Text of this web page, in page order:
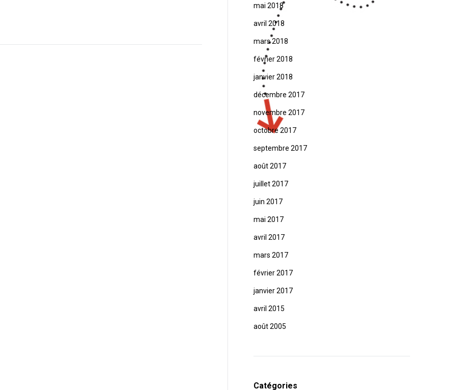
mai 2018
avril 2018
mars 2018
février 2018
janvier 2018
décembre 2017
novembre 2017
octobre 2017
septembre 2017
août 2017
juillet 2017
juin 2017
mai 2017
avril 2017
mars 2017
février 2017
janvier 2017
avril 2015
août 2005
Catégories